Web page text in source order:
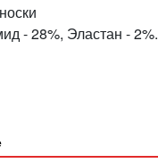
- 28%, Эластан - 2%.